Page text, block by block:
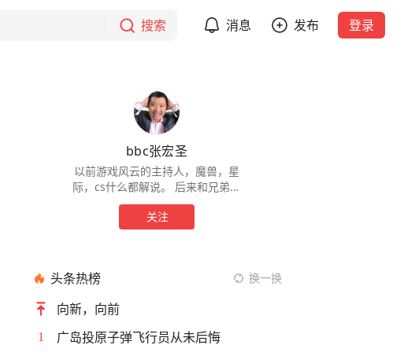
搜索 消息 发布 登录
bbc张宏圣
以前游戏风云的主持人，魔兽，星
际，cs什么都解说。 后来和兄弟们
创建了imbatv，常年主持dota2，
TI什么的。
关注
头条热榜 换一换
向新，向前
1 广岛投原子弹飞行员从未后悔